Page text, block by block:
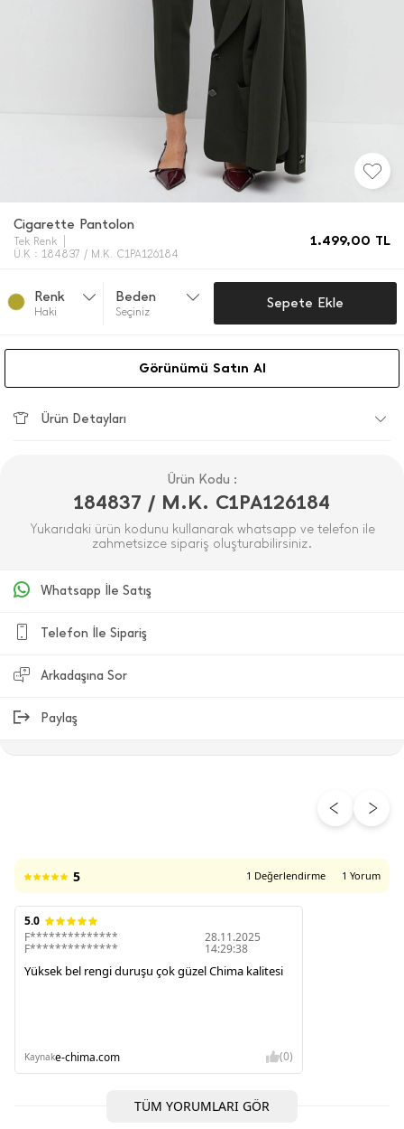
Cigarette Pantolon
Tek Renk
Ü.K : 184837 / M.K. C1PA126184
1.499,00 TL
Renk
Haki̇
Beden
Seçiniz
Sepete Ekle
Görünümü Satın Al
Ürün Detayları
Ürün Kodu :
184837 / M.K. C1PA126184
Yukarıdaki ürün kodunu kullanarak whatsapp ve telefon ile
zahmetsizce sipariş oluşturabilirsiniz.
Whatsapp İle Satış
Telefon İle Sipariş
Arkadaşına Sor
Paylaş
5 1 Değerlendirme 1 Yorum
5.0
F**************
F**************
28.11.2025
14:29:38
Yüksek bel rengi duruşu çok güzel Chima kalitesi
Kaynake-chima.com (0)
TÜM YORUMLARI GÖR